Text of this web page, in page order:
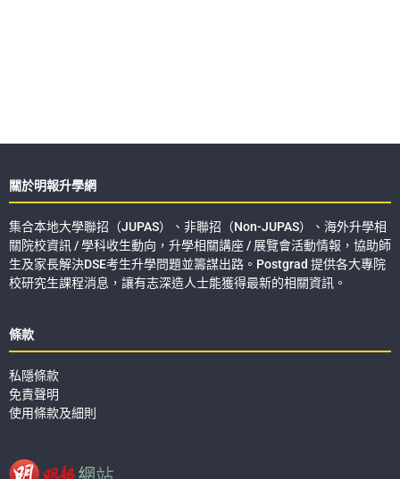
關於明報升學網
集合本地大學聯招（JUPAS）、非聯招（Non-JUPAS）、海外升學相
關院校資訊 / 學科收生動向，升學相關講座 / 展覽會活動情報，協助師
生及家長解決DSE考生升學問題並籌謀出路。Postgrad 提供各大專院
校研究生課程消息，讓有志深造人士能獲得最新的相關資訊。
條款
私隱條款
免責聲明
使用條款及細則